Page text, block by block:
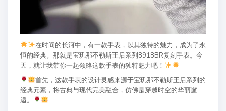
在时间的长河中，有一款手表，以其独特的魅力，成为了永
恒的经典。那就是宝玑那不勒斯王后系列8918BR复刻手表。今
天，就让我带你一起领略这款手表的独特魅力吧！
首先，这款手表的设计灵感来源于宝玑那不勒斯王后系列的
经典元素，将古典与现代完美融合，仿佛是穿越时空的华丽邂
逅。